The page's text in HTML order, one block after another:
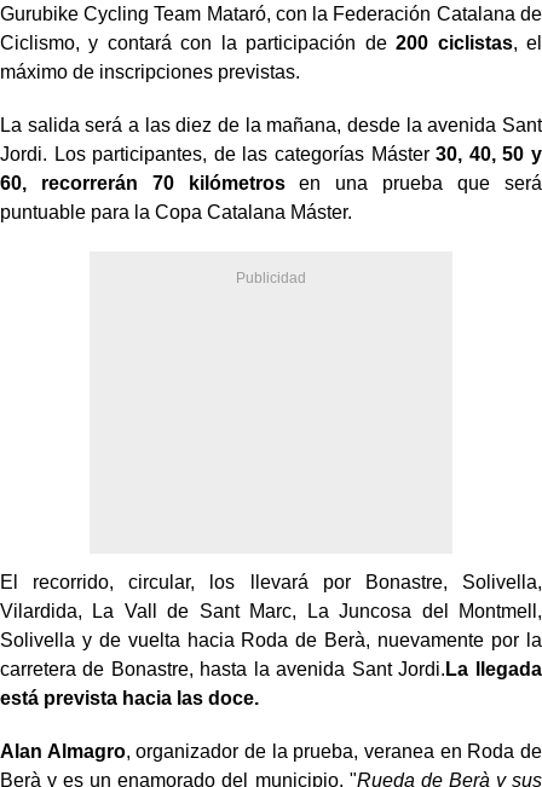
Gurubike Cycling Team Mataró, con la Federación Catalana de
Ciclismo, y contará con la participación de200 ciclistas, el
máximo de inscripciones previstas.
La salida será a las diez de la mañana, desde la avenida Sant
Jordi. Los participantes, de las categorías Máster30, 40, 50 y
60, recorrerán 70 kilómetrosen una prueba que será
puntuable para la Copa Catalana Máster.
El recorrido, circular, los llevará por Bonastre, Solivella,
Vilardida, La Vall de Sant Marc, La Juncosa del Montmell,
Solivella y de vuelta hacia Roda de Berà, nuevamente por la
carretera de Bonastre, hasta la avenida Sant Jordi. La llegada
está prevista hacia las doce.
Alan Almagro, organizador de la prueba, veranea en Roda de
Berà y es un enamorado del municipio. "Rueda de Berà y sus